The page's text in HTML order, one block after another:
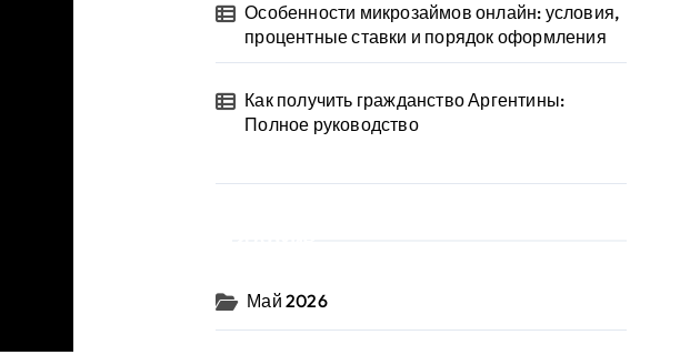
Особенности микрозаймов онлайн: условия,
процентные ставки и порядок оформления
Как получить гражданство Аргентины:
Полное руководство
Май 2026